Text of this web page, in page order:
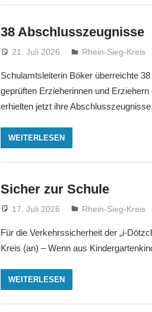
38 Abschlusszeugnisse
21. Juli 2026 treffpunkt
Rhein-Sieg-Kreis
Schulamtsleiterin Böker überreichte
geprüften Erzieherinnen und
erhielten jetzt ihre
WEITERLESEN
Sicher zur Schule
17. Juli 2026 treffpunkt
Rhein-Sieg-Kreis
Für die Verkehrssicherheit der „i-
Kreis (an) – Wenn aus
WEITERLESEN